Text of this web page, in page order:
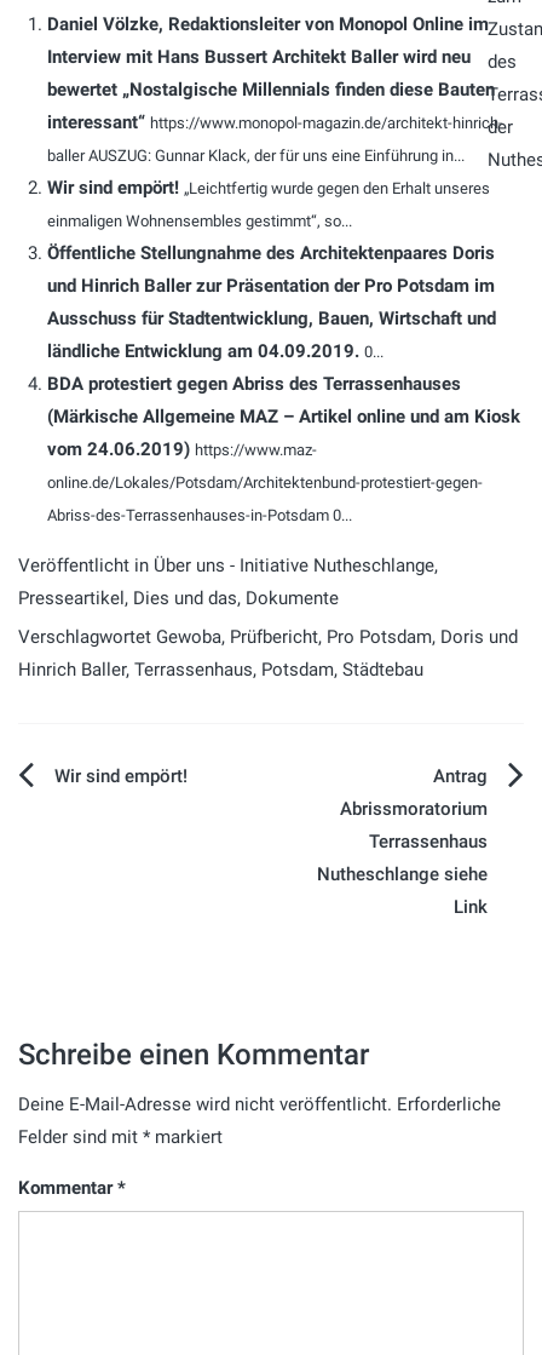
Daniel Völzke, Redaktionsleiter von Monopol Online im
Interview mit Hans Bussert Architekt Baller wird neu
bewertet „Nostalgische Millennials finden diese Bauten
interessant“ https://www.monopol-magazin.de/architekt-hinrich-
baller AUSZUG: Gunnar Klack, der für uns eine Einführung in...
Wir sind empört! „Leichtfertig wurde gegen den Erhalt unseres
einmaligen Wohnensembles gestimmt“, so...
Öffentliche Stellungnahme des Architektenpaares Doris
und Hinrich Baller zur Präsentation der Pro Potsdam im
Ausschuss für Stadtentwicklung, Bauen, Wirtschaft und
ländliche Entwicklung am 04.09.2019. 0...
BDA protestiert gegen Abriss des Terrassenhauses
(Märkische Allgemeine MAZ – Artikel online und am Kiosk
vom 24.06.2019) https://www.maz-
online.de/Lokales/Potsdam/Architektenbund-protestiert-gegen-
Abriss-des-Terrassenhauses-in-Potsdam 0...
Veröffentlicht in Über uns - Initiative Nutheschlange,
Presseartikel, Dies und das, Dokumente
Verschlagwortet Gewoba, Prüfbericht, Pro Potsdam, Doris und
Hinrich Baller, Terrassenhaus, Potsdam, Städtebau
Beitragsnavigation
Wir sind empört!
Antrag
Abrissmoratorium
Terrassenhaus
Nutheschlange siehe
Link
Schreibe einen Kommentar
Deine E-Mail-Adresse wird nicht veröffentlicht. Erforderliche
Felder sind mit * markiert
Kommentar*